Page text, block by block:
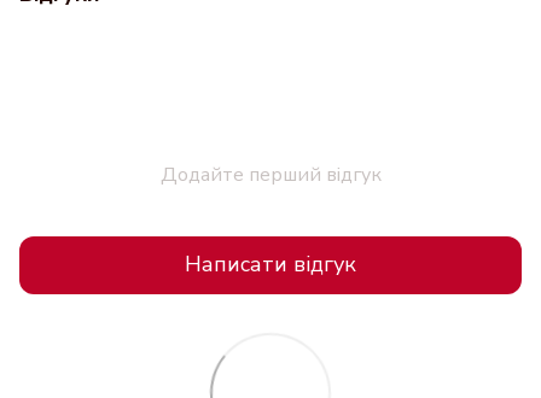
Додайте перший відгук
Написати відгук